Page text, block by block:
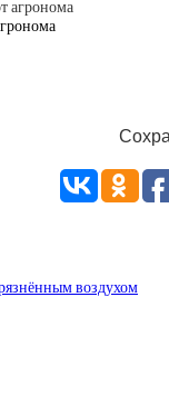
воздухом